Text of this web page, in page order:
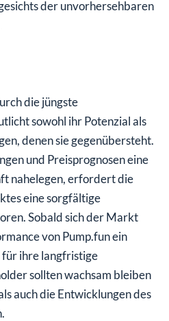
der unvorhersehbaren
die jüngste
sowohl ihr Potenzial als
denen sie gegenübersteht.
und Preisprognosen eine
nahelegen, erfordert die
eine sorgfältige
Sobald sich der Markt
von Pump.fun ein
ihre langfristige
sollten wachsam bleiben
auch die Entwicklungen des